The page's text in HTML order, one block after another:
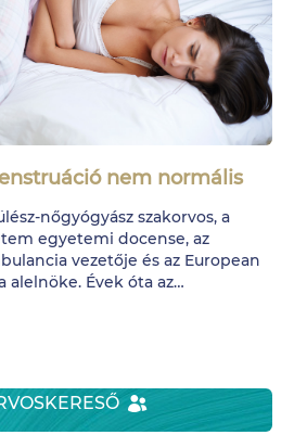
nem normális
nőgyógyász szakorvos, a
egyetemi docense, az
vezetője és az European
alelnöke. Évek óta az
szinten egyaránt, Ő a terület